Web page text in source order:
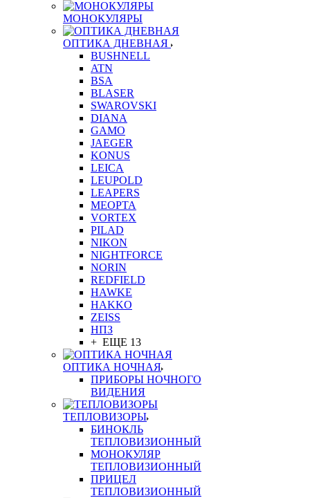
МОНОКУЛЯРЫ
ОПТИКА ДНЕВНАЯ
BUSHNELL
ATN
BSA
BLASER
SWAROVSKI
DIANA
GAMO
JAEGER
KONUS
LEICA
LEUPOLD
LEAPERS
MEOPTA
VORTEX
PILAD
NIKON
NIGHTFORCE
NORIN
REDFIELD
HAWKE
HAKKO
ZEISS
НПЗ
+ ЕЩЕ 13
ОПТИКА НОЧНАЯ
ПРИБОРЫ НОЧНОГО
ВИДЕНИЯ
ТЕПЛОВИЗОРЫ
БИНОКЛЬ
ТЕПЛОВИЗИОННЫЙ
МОНОКУЛЯР
ТЕПЛОВИЗИОННЫЙ
ПРИЦЕЛ
ТЕПЛОВИЗИОННЫЙ